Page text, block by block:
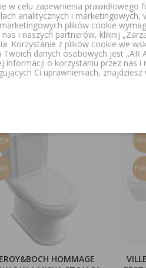
ROUND KOMPLETNY
3 W 1 KOMPAKT MISKA
+ DESKA SEDESOWA +
A3420N8000 /
/ A801D12001
HOMMAGE
w celu zapewnienia
analitycznych i
plików cookie
i naszych partnerów, kliknij
Korzystanie z plików cookie we
danych osobowych jest „AR
informacji o korzystaniu przez nas
Ci uprawnieniach,